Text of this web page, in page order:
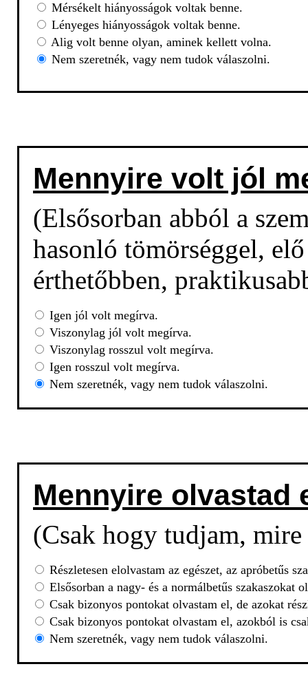
Mérsékelt hiányosságok voltak benne.
Lényeges hiányosságok voltak benne.
Alig volt benne olyan, aminek kellett volna.
Nem szeretnék, vagy nem tudok válaszolni.
Mennyire volt jól
(Elsősorban abból a
hasonló tömörséggel,
érthetőbben,
Igen jól volt megírva.
Viszonylag jól volt megírva.
Viszonylag rosszul volt megírva.
Igen rosszul volt megírva.
Nem szeretnék, vagy nem tudok válaszolni.
Mennyire olvastad
(Csak hogy tudjam,
Részletesen elolvastam az egészet, az apróbetűs
Elsősorban a nagy- és a normálbetűs szakaszokat
Csak bizonyos pontokat olvastam el, de azokat
Csak bizonyos pontokat olvastam el, azokból is
Nem szeretnék, vagy nem tudok válaszolni.